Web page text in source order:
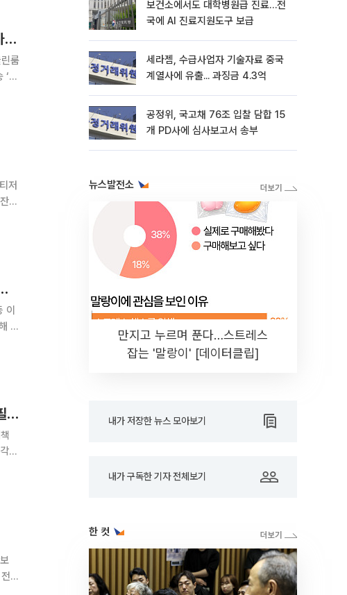
“신선함 강박, 식품에 대한 진정성”...하림 익산 생산기지 ‘혁신의 비결’[가보니]
룸
‘오
저
”...메리츠에 ‘긴급자금 지원’ 호소
이
홈플러스, 37개 점포 운영 중단…민병덕 의원 MBK에 “책임 있는 대책 필요”
보건소에서도 대학병원급 진료…전
국에 AI 진료지원도구 보급
세라젬, 수급사업자 기술자료 중국
계열사에 유출... 과징금 4.3억
공정위, 국고채 76조 입찰 담합 15
개 PD사에 심사보고서 송부
뉴스발전소
만지고 누르며 푼다…스트레스
잡는 '말랑이' [데이터클립]
내가 저장한 뉴스 모아보기
내가 구독한 기자 전체보기
한 컷